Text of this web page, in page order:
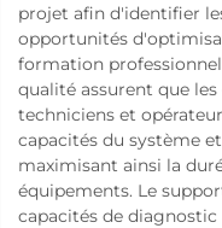
projet afin d'identifier
opportunités
formation
qualité assurent que
techniciens et
capacités du système
maximisant ainsi la
équipements. Le
capacités de diagnostic